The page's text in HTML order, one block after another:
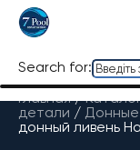
Search for:
Главная /
детали / Донные
донный ливень